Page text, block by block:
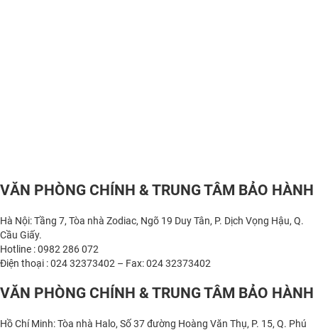
VĂN PHÒNG CHÍNH & TRUNG TÂM BẢO HÀNH
Hà Nội: Tầng 7, Tòa nhà Zodiac, Ngõ 19 Duy Tân, P. Dịch Vọng Hậu, Q.
Cầu Giấy.
Hotline : 0982 286 072
Điện thoại : 024 32373402 – Fax: 024 32373402
VĂN PHÒNG CHÍNH & TRUNG TÂM BẢO HÀNH
Hồ Chí Minh: Tòa nhà Halo, Số 37 đường Hoàng Văn Thụ, P. 15, Q. Phú